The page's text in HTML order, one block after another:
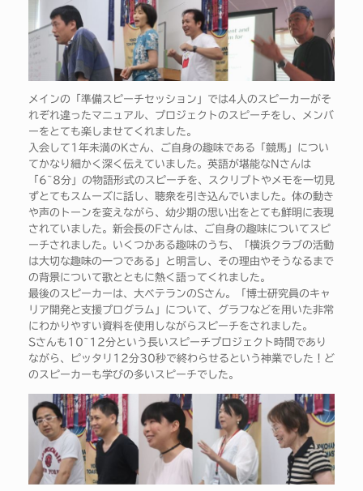
メインの「準備スピーチセッション」では4人のスピーカーがそ
れぞれ違ったマニュアル、プロジェクトのスピーチをし、メンバ
ーをとても楽しませてくれました。
入会して1年未満のKさん、ご自身の趣味である「競馬」につい
てかなり細かく深く伝えていました。英語が堪能なNさんは
「6~8分」の物語形式のスピーチを、スクリプトやメモを一切見
ずとてもスムーズに話し、聴衆を引き込んでいました。体の動き
や声のトーンを変えながら、幼少期の思い出をとても鮮明に表現
されていました。新会長のFさんは、ご自身の趣味についてスピ
ーチされました。いくつかある趣味のうち、「横浜クラブの活動
は大切な趣味の一つである」と明言し、その理由やそうなるまで
の背景について歌とともに熱く語ってくれました。
最後のスピーカーは、大ベテランのSさん。「博士研究員のキャ
リア開発と支援プログラム」について、グラフなどを用いた非常
にわかりやすい資料を使用しながらスピーチをされました。
Sさんも10~12分という長いスピーチプロジェクト時間であり
ながら、ピッタリ12分30秒で終わらせるという神業でした！ど
のスピーカーも学びの多いスピーチでした。